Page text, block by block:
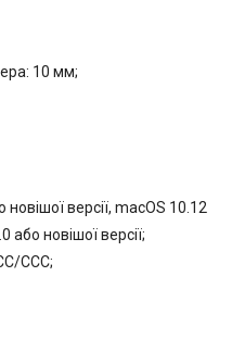
10 мм;
версії, macOS 10.12
або новішої версії;
CCC;